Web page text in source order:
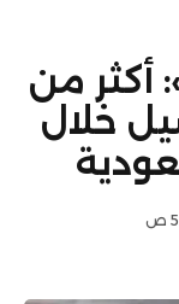
أكثر من
خلال